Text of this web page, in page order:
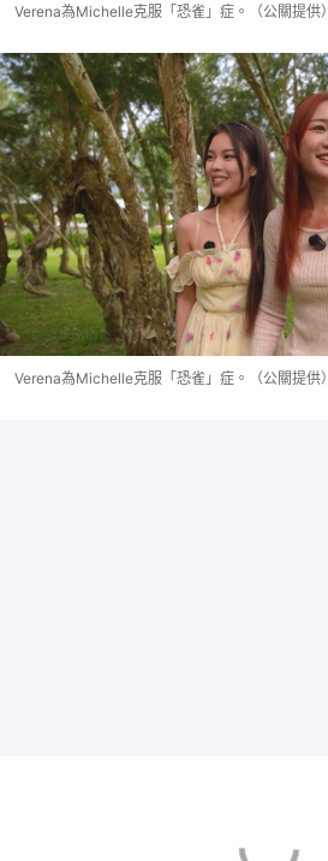
Verena為Michelle克服「恐雀」症。（公關提供）
Verena為Michelle克服「恐雀」症。（公關提供）